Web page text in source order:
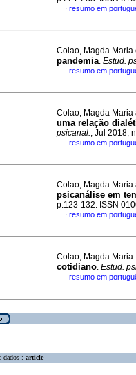
· resumo em
Colao, Magda Maria
pandemia. Estud.
· resumo em
Colao, Magda Maria
uma relação
psicanal., Jul 2018,
· resumo em
Colao, Magda Maria
psicanálise em
p.123-132. ISSN
· resumo em
Colao, Magda Maria.
cotidiano. Estud.
· resumo em
dados : article